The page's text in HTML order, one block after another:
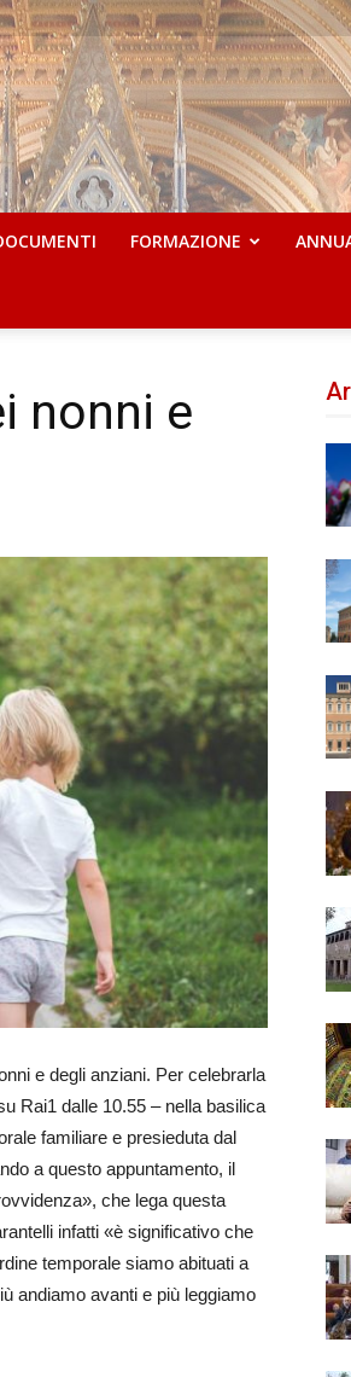
FORMAZIONE
nonni e
e degli anziani. Per celebrarla
Rai1 dalle 10.55 – nella basilica
familiare e presieduta dal
a questo appuntamento, il
che lega questa
infatti «è significativo che
temporale siamo abituati a
andiamo avanti e più leggiamo